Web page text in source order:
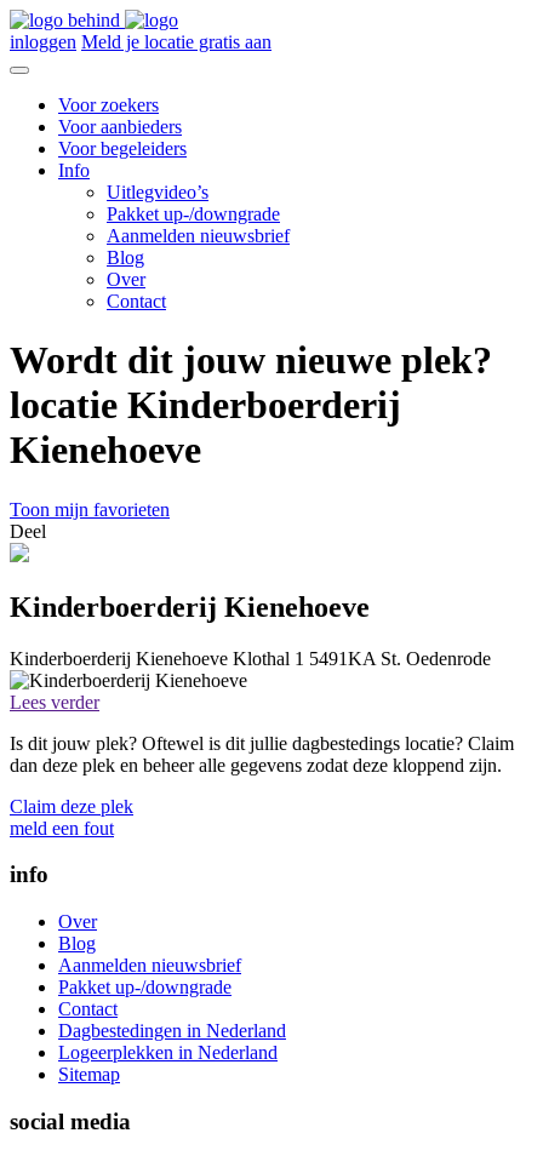
inloggen Meld je locatie gratis aan
Voor zoekers
Voor aanbieders
Voor begeleiders
Info
Uitlegvideo’s
Pakket up-/downgrade
Aanmelden nieuwsbrief
Blog
Over
Contact
Wordt dit jouw nieuwe plek?
locatie Kinderboerderij
Kienehoeve
Toon mijn favorieten
Deel
Kinderboerderij Kienehoeve
Kinderboerderij Kienehoeve Klothal 1 5491KA St. Oedenrode
Lees verder
Is dit jouw plek? Oftewel is dit jullie dagbestedings locatie? Claim
dan deze plek en beheer alle gegevens zodat deze kloppend zijn.
Claim deze plek
meld een fout
info
Over
Blog
Aanmelden nieuwsbrief
Pakket up-/downgrade
Contact
Dagbestedingen in Nederland
Logeerplekken in Nederland
Sitemap
social media